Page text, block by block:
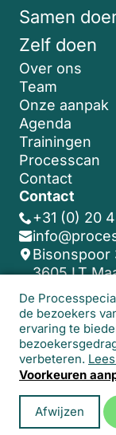
De
de bezoekers
ervaring te
verbeteren.
Voorkeuren
Afwijzen
Samen
Zelf doen
Over ons
Team
Onze aanpak
Agenda
Trainingen
Processcan
Contact
Contact
+31 (0) 20
Bisonspoor
3605 LT
Algemene
© 2026 De
voorbehouden.
Lemon